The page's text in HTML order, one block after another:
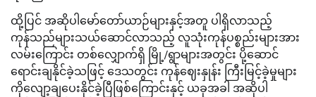
ထို့ပြင် အဆိုပါမော်တော်ယာဉ်များနှင့်အတူ ပါရှိလာသည့်
ကုန်သည်များသယ်ဆောင်လာသည့် လူသုံးကုန်ပစ္စည်းများအား
လမ်းကြောင်း တစ်လျှောက်ရှိ မြို့/ရွာများအတွင်း ပို့ဆောင်
ရောင်းချနိုင်ခဲ့သဖြင့် ဒေသတွင်း ကုန်ဈေးနှုန်း ကြီးမြင့်ခဲ့မှုများ
ကိုလျော့ချပေးနိုင်ခဲ့ပြီဖြစ်ကြောင်းနှင့် ယခုအခါ အဆိုပါ